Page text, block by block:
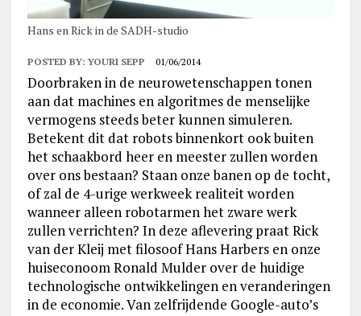
Hans en Rick in de SADH-studio
POSTED BY:YOURI SEPP 01/06/2014
Doorbraken in de neurowetenschappen tonen
aan dat machines en algoritmes de menselijke
vermogens steeds beter kunnen simuleren.
Betekent dit dat robots binnenkort ook buiten
het schaakbord heer en meester zullen worden
over ons bestaan? Staan onze banen op de tocht,
of zal de 4-urige werkweek realiteit worden
wanneer alleen robotarmen het zware werk
zullen verrichten? In deze aflevering praat Rick
van der Kleij met filosoof Hans Harbers en onze
huiseconoom Ronald Mulder over de huidige
technologische ontwikkelingen en veranderingen
in de economie. Van zelfrijdende Google-auto’s